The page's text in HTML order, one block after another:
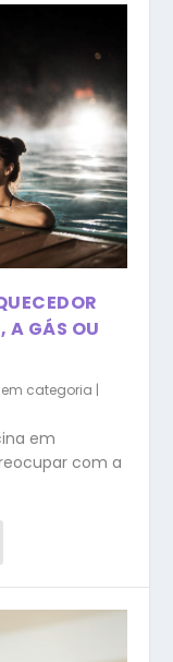
A GÁS OU
categoria |
em
com a